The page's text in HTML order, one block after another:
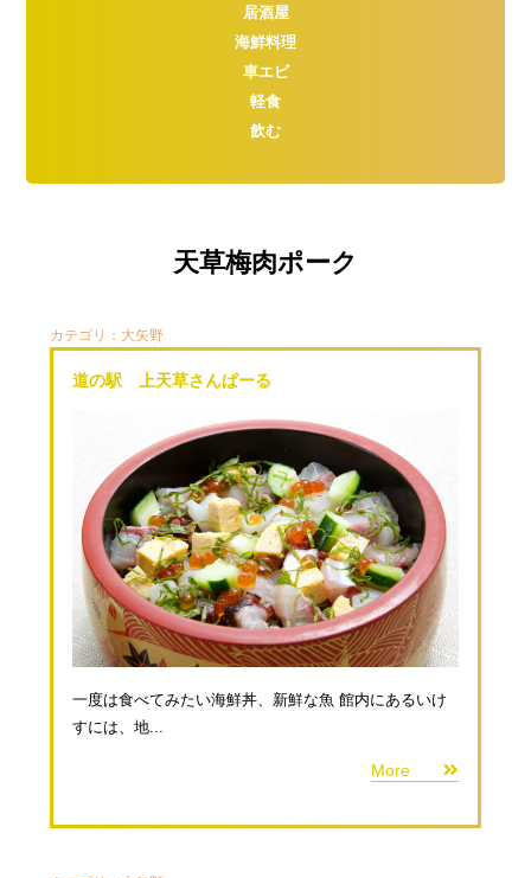
居酒屋
海鮮料理
車エビ
軽食
飲む
天草梅肉ポーク
カテゴリ： 大矢野
道の駅 上天草さんぱーる
一度は食べてみたい海鮮丼、新鮮な魚 館内にあるいけ
すには、地...
More